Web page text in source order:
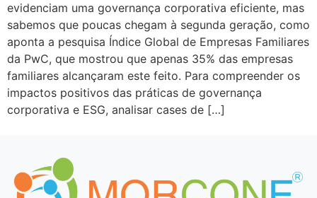
evidenciam uma governança corporativa eficiente, mas
sabemos que poucas chegam à segunda geração, como
aponta a pesquisa Índice Global de Empresas Familiares
da PwC, que mostrou que apenas 35% das empresas
familiares alcançaram este feito. Para compreender os
impactos positivos das práticas de governança
corporativa e ESG, analisar cases de […]